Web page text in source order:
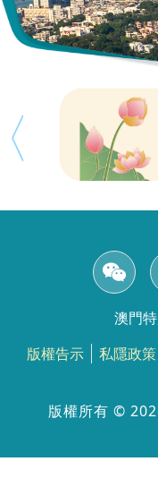
澳門
版權告示
私隱政策
版權所有 ©️